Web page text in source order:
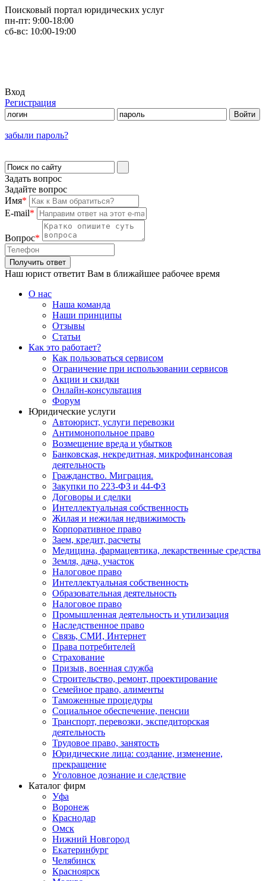
Поисковый портал юридических услуг
пн-пт: 9:00-18:00
сб-вс: 10:00-19:00
Вход
Регистрация
забыли пароль?
Задать вопрос
Задайте вопрос
Имя*
E-mail*
Вопрос*
Наш юрист ответит Вам в ближайшее рабочее время
О нас
Наша команда
Наши принципы
Отзывы
Статьи
Как это работает?
Как пользоваться сервисом
Ограничение при использовании сервисов
Акции и скидки
Онлайн-консультация
Форум
Юридические услуги
Автоюрист, услуги перевозки
Антимонопольное право
Возмещение вреда и убытков
Банковская, некредитная, микрофинансовая
деятельность
Гражданство. Миграция.
Закупки по 223-ФЗ и 44-ФЗ
Договоры и сделки
Интеллектуальная собственность
Жилая и нежилая недвижимость
Корпоративное право
Заем, кредит, расчеты
Медицина, фармацевтика, лекарственные средства
Земля, дача, участок
Налоговое право
Интеллектуальная собственность
Образовательная деятельность
Налоговое право
Промышленная деятельность и утилизация
Наследственное право
Связь, СМИ, Интернет
Права потребителей
Страхование
Призыв, военная служба
Строительство, ремонт, проектирование
Семейное право, алименты
Таможенные процедуры
Социальное обеспечение, пенсии
Транспорт, перевозки, экспедиторская
деятельность
Трудовое право, занятость
Юридические лица: создание, изменение,
прекращение
Уголовное дознание и следствие
Каталог фирм
Уфа
Воронеж
Краснодар
Омск
Нижний Новгород
Екатеринбург
Челябинск
Красноярск